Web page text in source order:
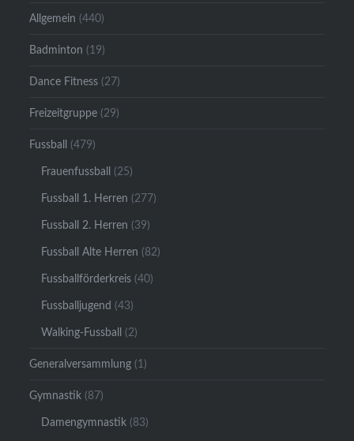
Allgemein (440)
Badminton (19)
Dance Fitness (27)
Freizeitgruppe (29)
Fussball (479)
Frauenfussball (25)
Fussball 1. Herren (277)
Fussball 2. Herren (39)
Fussball Alte Herren (82)
Fussballförderkreis (40)
Fussballjugend (43)
Walking-Fussball (2)
Generalversammlung (1)
Gymnastik (87)
Damengymnastik (83)